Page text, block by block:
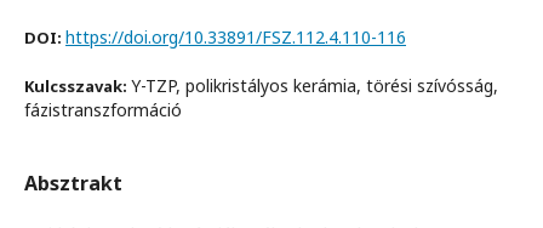
DOI: https://doi.org/10.33891/FSZ.112.4.110-116
Kulcsszavak: Y-TZP, polikristályos kerámia, törési szívósság,
fázistranszformáció
Absztrakt